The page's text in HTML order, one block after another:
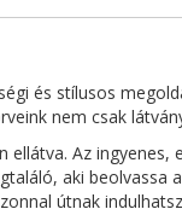
és stílusos
nem csak
ellátva. Az
aki
útnak